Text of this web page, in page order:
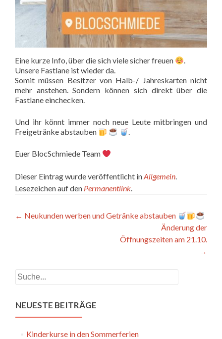
Eine kurze Info, über die sich viele sicher freuen
.
Unsere Fastlane ist wieder da.
Somit müssen Besitzer von Halb-/ Jahreskarten nicht
mehr anstehen. Sondern können sich direkt über die
Fastlane einchecken.
Und ihr könnt immer noch neue Leute mitbringen und
Freigetränke abstauben
.
Euer BlocSchmiede Team
Dieser Eintrag wurde veröffentlicht inAllgemein.
Lesezeichen auf den Permanentlink.
Artikel-
← Neukunden werben und Getränke abstauben
Änderung der
Öffnungszeiten am 21.10.
→
NEUESTE BEITRÄGE
Kinderkurse in den Sommerferien